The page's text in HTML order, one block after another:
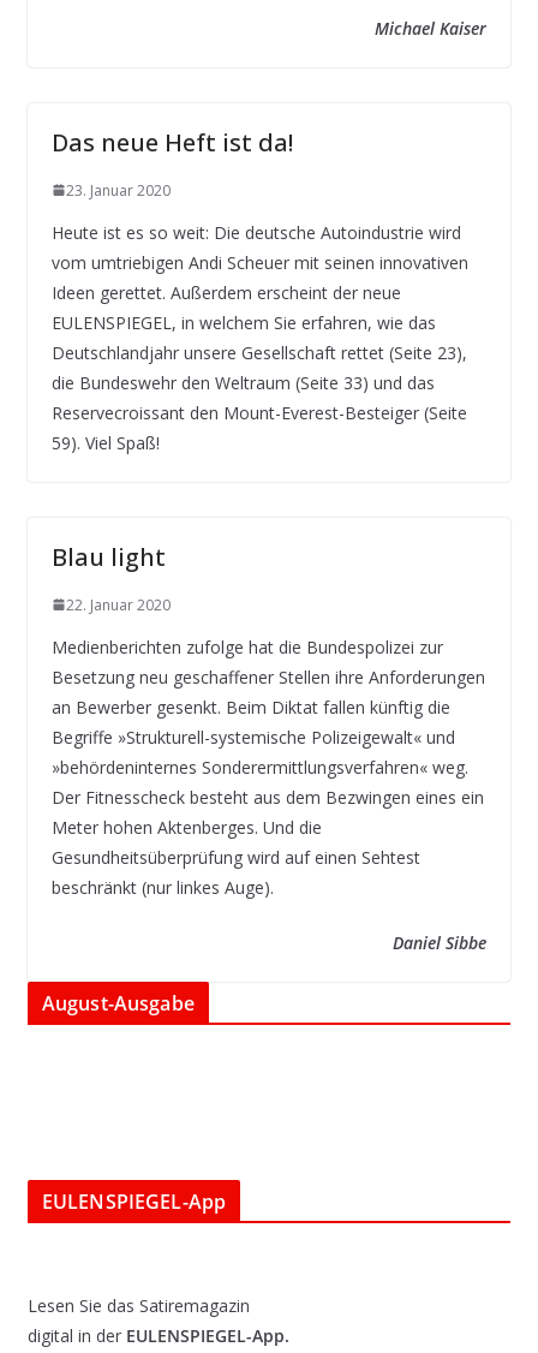
Michael Kaiser
Das neue Heft ist da!
23. Januar 2020
Heute ist es so weit: Die deutsche Autoindustrie wird
vom umtriebigen Andi Scheuer mit seinen innovativen
Ideen gerettet. Außerdem erscheint der neue
EULENSPIEGEL, in welchem Sie erfahren, wie das
Deutschlandjahr unsere Gesellschaft rettet (Seite 23),
die Bundeswehr den Weltraum (Seite 33) und das
Reservecroissant den Mount-Everest-Besteiger (Seite
59). Viel Spaß!
Blau light
22. Januar 2020
Medienberichten zufolge hat die Bundespolizei zur
Besetzung neu geschaffener Stellen ihre Anforderungen
an Bewerber gesenkt. Beim Diktat fallen künftig die
Begriffe »Strukturell-systemische Polizeigewalt« und
»behördeninternes Sonderermittlungsverfahren« weg.
Der Fitnesscheck besteht aus dem Bezwingen eines ein
Meter hohen Aktenberges. Und die
Gesundheitsüberprüfung wird auf einen Sehtest
beschränkt (nur linkes Auge).
Daniel Sibbe
August-Ausgabe
EULENSPIEGEL-App
Lesen Sie das Satiremagazin
digital in der EULENSPIEGEL-App.